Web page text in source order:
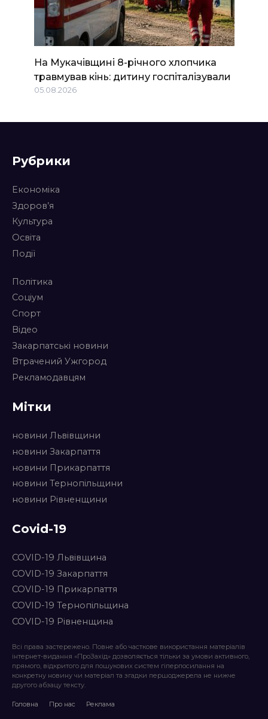
На Мукачівщині 8-річного хлопчика
травмував кінь: дитину госпіталізували
05.08.2026
Рубрики
Економіка
Здоров’я
Культура
Освіта
Події
Політика
Соціум
Спорт
Відео
Закарпатські новини
Втрачений Ужгород
Рекламодавцям
Мітки
новини Львівщини
новини Закарпаття
новини Прикарпаття
новини Тернопільщини
новини Рівненщини
Covid-19
COVID-19 Львівщина
COVID-19 Закарпаття
COVID-19 Прикарпаття
COVID-19 Тернопільщина
COVID-19 Рівненщина
Всі права застережено. Повне або часткове використання матеріалів
інтернет-видання «ПроЗахід» дозволяється тільки за умови активного,
прямого, відкритого для пошукових систем гіперпосилання на
конкретну новину чи матеріал та згадки першоджерела не нижче
другого абзацу тексту.
Головна Про нас Реклама